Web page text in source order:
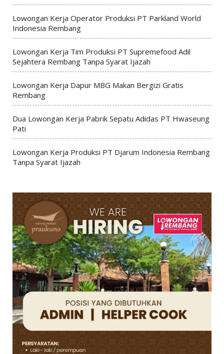
Lowongan Kerja Operator Produksi PT Parkland World
Indonesia Rembang
Lowongan Kerja Tim Produksi PT Supremefood Adil
Sejahtera Rembang Tanpa Syarat Ijazah
Lowongan Kerja Dapur MBG Makan Bergizi Gratis
Rembang
Dua Lowongan Kerja Pabrik Sepatu Adidas PT Hwaseung
Pati
Lowongan Kerja Produksi PT Djarum Indonesia Rembang
Tanpa Syarat Ijazah